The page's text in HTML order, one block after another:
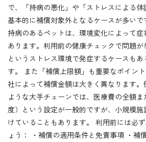
で、「持病の悪化」や「ストレスによる体
基本的に補償対象外となるケースが多い
持病のあるペットは、環境変化によって
あります。利用前の健康チェックで問題
というストレス環境で発症するケースも
す。 また「補償上限額」も重要なポイン
社によって補償金額は大きく異なります
ような大手チェーンでは、医療費の全額
度）という設定が一般的ですが、小規模
けていることもあります。 利用前には必
ょう： ・補償の適用条件と免責事項 ・補